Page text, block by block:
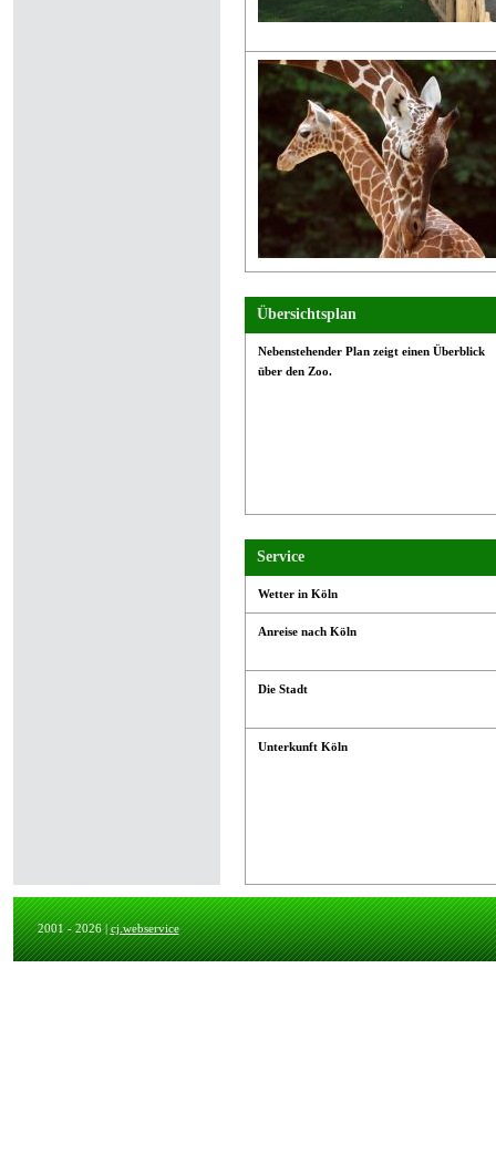
Übersichtsplan
Nebenstehender Plan zeigt einen Überblick
über den Zoo.
Service
Wetter in Köln
Anreise nach Köln
Die Stadt
Unterkunft Köln
2001 - 2026 |cj.webservice